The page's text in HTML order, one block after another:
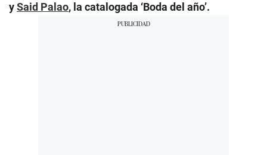
ySaid Palao, la catalogada ‘Boda del año’.